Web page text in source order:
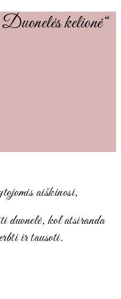
kelionė“
aiškinosi,
duonelė, kol atsiranda
ir tausoti.